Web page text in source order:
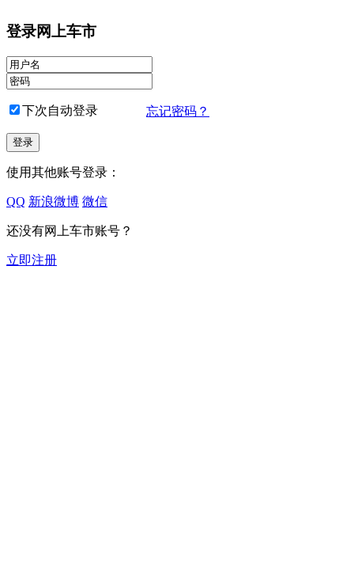
登录网上车市
下次自动登录 忘记密码？
使用其他账号登录：
QQ 新浪微博 微信
还没有网上车市账号？
立即注册